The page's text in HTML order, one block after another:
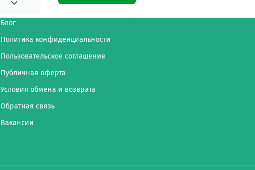
Блог
Политика конфиденциальности
Пользовательское соглашение
Публичная оферта
Условия обмена и возврата
Обратная связь
Вакансии